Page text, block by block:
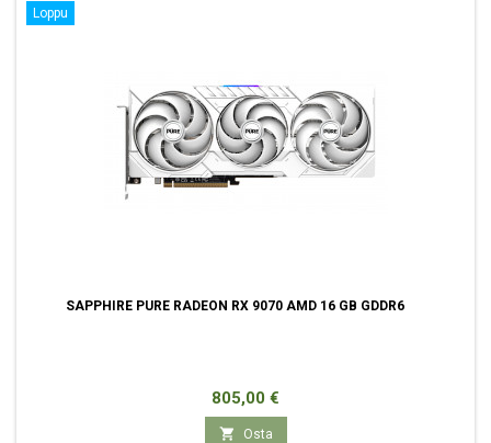
Loppu
SAPPHIRE PURE RADEON RX 9070 AMD 16 GB GDDR6
Hinta
805,00 €
 Osta